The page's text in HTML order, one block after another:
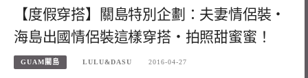
【度假穿搭】關島特別企劃：夫妻情侶裝‧
海島出國情侶裝這樣穿搭‧拍照甜蜜蜜！
GUAM關島 LULU&DASU 2016-04-27